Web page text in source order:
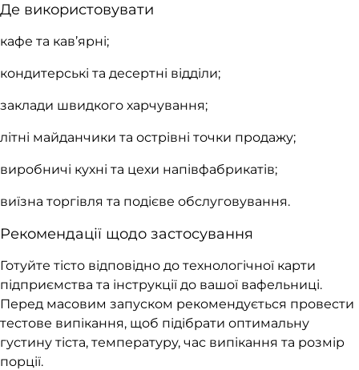
Де використовувати
кафе та кав’ярні;
кондитерські та десертні відділи;
заклади швидкого харчування;
літні майданчики та острівні точки продажу;
виробничі кухні та цехи напівфабрикатів;
виїзна торгівля та подієве обслуговування.
Рекомендації щодо застосування
Готуйте тісто відповідно до технологічної карти
підприємства та інструкції до вашої вафельниці.
Перед масовим запуском рекомендується провести
тестове випікання, щоб підібрати оптимальну
густину тіста, температуру, час випікання та розмір
порції.